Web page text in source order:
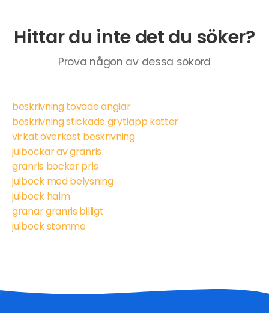
Hittar du inte det du söker?
Prova någon av dessa sökord
beskrivning tovade änglar
beskrivning stickade grytlapp katter
virkat överkast beskrivning
julbockar av granris
granris bockar pris
julbock med belysning
julbock halm
granar granris billigt
julbock stomme